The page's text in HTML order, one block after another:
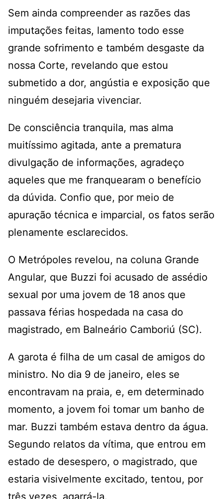
Sem ainda compreender as razões das
imputações feitas, lamento todo esse
grande sofrimento e também desgaste da
nossa Corte, revelando que estou
submetido a dor, angústia e exposição que
ninguém desejaria vivenciar.
De consciência tranquila, mas alma
muitíssimo agitada, ante a prematura
divulgação de informações, agradeço
aqueles que me franquearam o benefício
da dúvida. Confio que, por meio de
apuração técnica e imparcial, os fatos serão
plenamente esclarecidos.
O Metrópoles revelou, na coluna Grande
Angular, que Buzzi foi acusado de assédio
sexual por uma jovem de 18 anos que
passava férias hospedada na casa do
magistrado, em Balneário Camboriú (SC).
A garota é filha de um casal de amigos do
ministro. No dia 9 de janeiro, eles se
encontravam na praia, e, em determinado
momento, a jovem foi tomar um banho de
mar. Buzzi também estava dentro da água.
Segundo relatos da vítima, que entrou em
estado de desespero, o magistrado, que
estaria visivelmente excitado, tentou, por
três vezes, agarrá-la.